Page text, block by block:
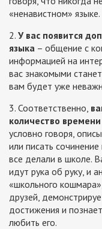
«ненавистном» языке.
2. У вас появится
языка – общение с
информацией на
вас знакомыми
вам будет уже
3. Соответственно,
количество
условно говоря,
или писать
все делали в школе.
идут рука об руку, и
«школьного
друзей,
достижения и
любить его.